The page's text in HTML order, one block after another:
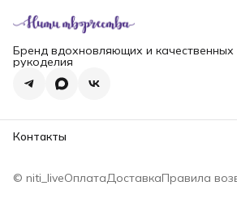
Бренд вдохновляющих и
рукоделия
Контакты
Эл. почта
© niti_liveОплатаДоставкаПравила